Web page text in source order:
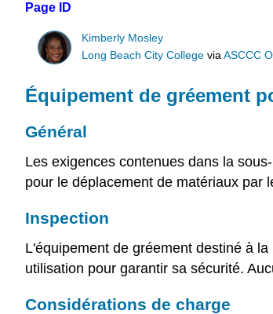
Page ID
Kimberly Mosley
Long Beach City College viaASCCC
Équipement de gréement
Général
Les exigences contenues dans la
pour le déplacement de matériaux par
Inspection
L'équipement de gréement destiné à
utilisation pour garantir sa sécurité.
Considérations de charge